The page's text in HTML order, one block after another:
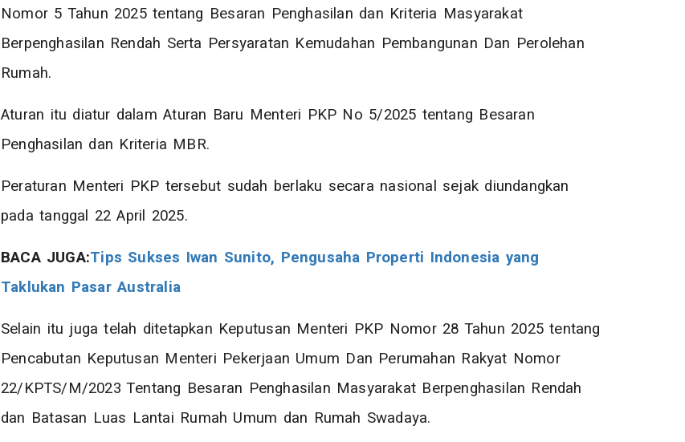
Nomor 5 Tahun 2025 tentang Besaran Penghasilan dan Kriteria Masyarakat
Berpenghasilan Rendah Serta Persyaratan Kemudahan Pembangunan Dan Perolehan
Rumah.
Aturan itu diatur dalam Aturan Baru Menteri PKP No 5/2025 tentang Besaran
Penghasilan dan Kriteria MBR.
Peraturan Menteri PKP tersebut sudah berlaku secara nasional sejak diundangkan
pada tanggal 22 April 2025.
BACA JUGA:Tips Sukses Iwan Sunito, Pengusaha Properti Indonesia yang
Taklukan Pasar Australia
Selain itu juga telah ditetapkan Keputusan Menteri PKP Nomor 28 Tahun 2025 tentang
Pencabutan Keputusan Menteri Pekerjaan Umum Dan Perumahan Rakyat Nomor
22/KPTS/M/2023 Tentang Besaran Penghasilan Masyarakat Berpenghasilan Rendah
dan Batasan Luas Lantai Rumah Umum dan Rumah Swadaya.